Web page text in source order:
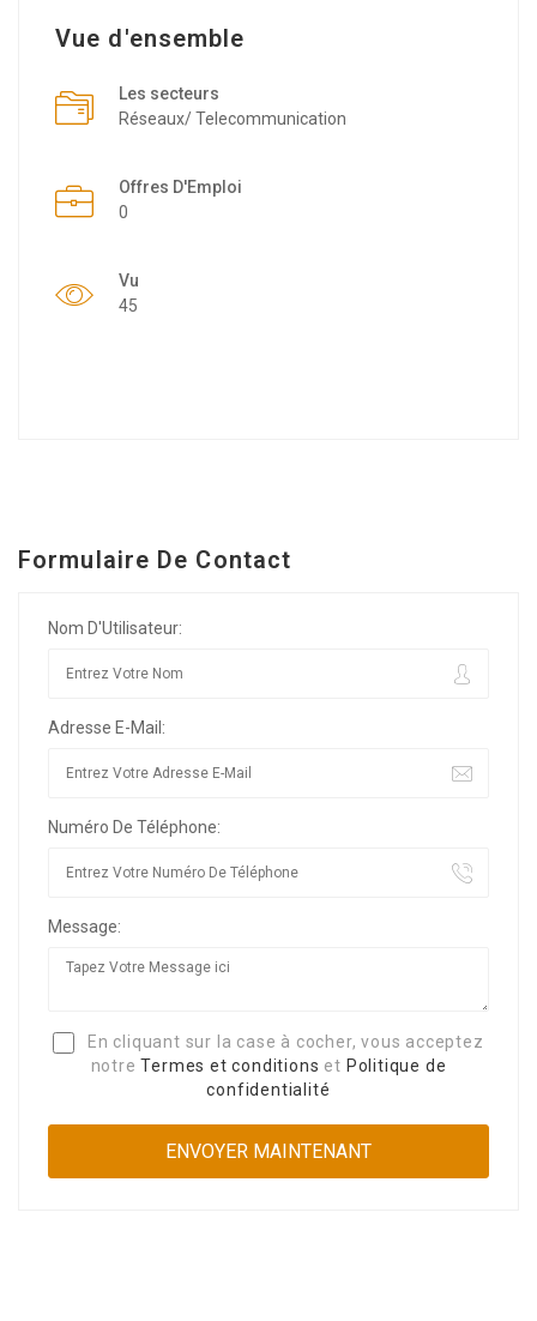
Vue d'ensemble
Les secteurs
Réseaux/ Telecommunication
Offres D'Emploi
0
Vu
45
Formulaire De Contact
Nom D'Utilisateur:
Adresse E-Mail:
Numéro De Téléphone:
Message:
En cliquant sur la case à cocher, vous acceptez
notreTermes et conditions et Politique de
confidentialité